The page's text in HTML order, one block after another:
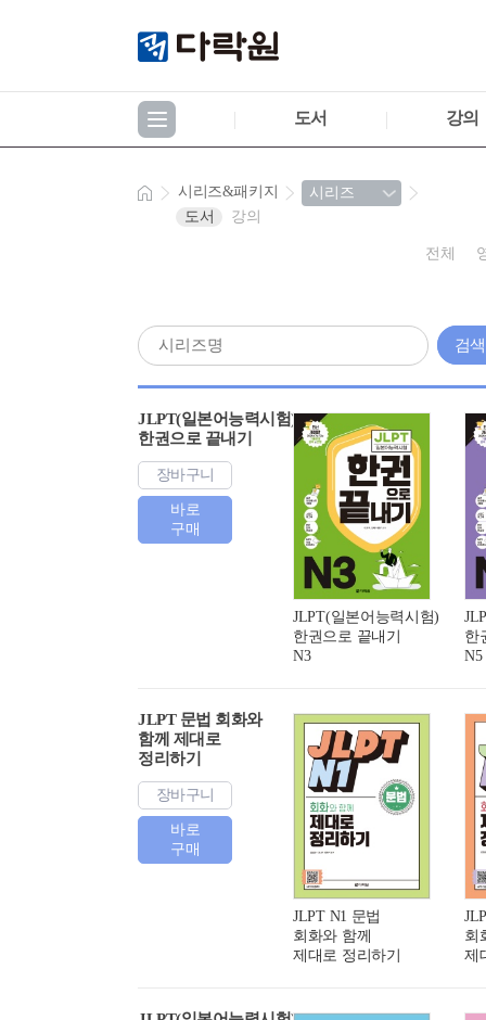
도서 강의
시리즈&패키지
도서
강의
전체
검색
JLPT(일본어능력시험)
한권으로 끝내기
장바구니
바로
구매
JLPT(일본어능력시험)
한권으로 끝내기
N3
한
N5
JLPT 문법 회화와
함께 제대로
정리하기
장바구니
바로
구매
JLPT N1 문법
회화와 함께
제대로 정리하기
회
제